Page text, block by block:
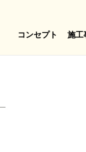
コンセプト 施工